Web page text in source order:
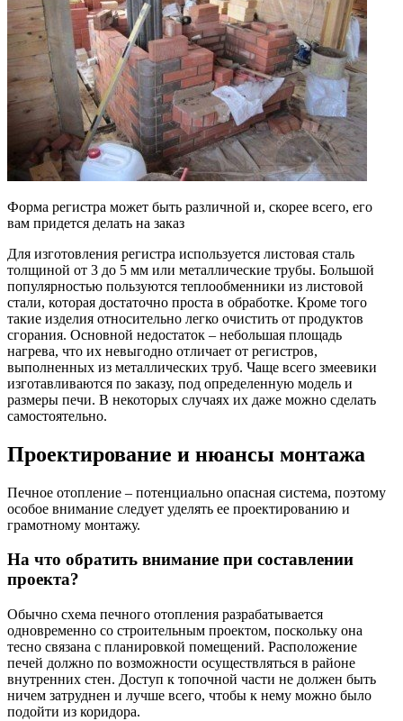
Форма регистра может быть различной и, скорее всего, его
вам придется делать на заказ
Для изготовления регистра используется листовая сталь
толщиной от 3 до 5 мм или металлические трубы. Большой
популярностью пользуются теплообменники из листовой
стали, которая достаточно проста в обработке. Кроме того
такие изделия относительно легко очистить от продуктов
сгорания. Основной недостаток – небольшая площадь
нагрева, что их невыгодно отличает от регистров,
выполненных из металлических труб. Чаще всего змеевики
изготавливаются по заказу, под определенную модель и
размеры печи. В некоторых случаях их даже можно сделать
самостоятельно.
Проектирование и нюансы монтажа
Печное отопление – потенциально опасная система, поэтому
особое внимание следует уделять ее проектированию и
грамотному монтажу.
На что обратить внимание при составлении
проекта?
Обычно схема печного отопления разрабатывается
одновременно со строительным проектом, поскольку она
тесно связана с планировкой помещений. Расположение
печей должно по возможности осуществляться в районе
внутренних стен. Доступ к топочной части не должен быть
ничем затруднен и лучше всего, чтобы к нему можно было
подойти из коридора.